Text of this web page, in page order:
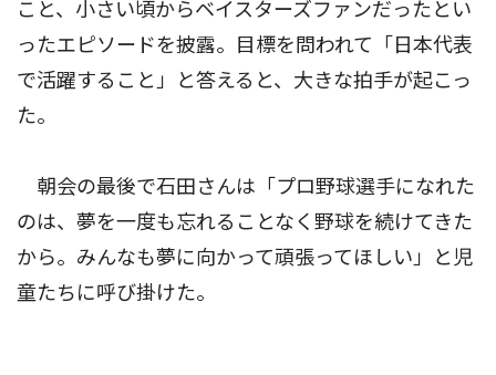
こと、小さい頃からベイスターズファンだったとい
ったエピソードを披露。目標を問われて「日本代表
で活躍すること」と答えると、大きな拍手が起こっ
た。
朝会の最後で石田さんは「プロ野球選手になれた
のは、夢を一度も忘れることなく野球を続けてきた
から。みんなも夢に向かって頑張ってほしい」と児
童たちに呼び掛けた。